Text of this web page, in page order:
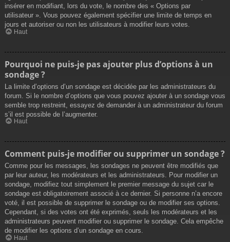
insérer en modifiant, lors du vote, le nombre des « Options par
utilisateur ». Vous pouvez également spécifier une limite de temps en
jours et autoriser ou non les utilisateurs à modifier leurs votes.
Haut
Pourquoi ne puis-je pas ajouter plus d’options à un
sondage ?
La limite d’options d’un sondage est décidée par les administrateurs du
forum. Si le nombre d’options que vous pouvez ajouter à un sondage vous
semble trop restreint, essayez de demander à un administrateur du forum
s’il est possible de l’augmenter.
Haut
Comment puis-je modifier ou supprimer un sondage ?
Comme pour les messages, les sondages ne peuvent être modifiés que
par leur auteur, les modérateurs et les administrateurs. Pour modifier un
sondage, modifiez tout simplement le premier message du sujet car le
sondage est obligatoirement associé à ce dernier. Si personne n’a encore
voté, il est possible de supprimer le sondage ou de modifier ses options.
Cependant, si des votes ont été exprimés, seuls les modérateurs et les
administrateurs peuvent modifier ou supprimer le sondage. Cela empêche
de modifier les options d’un sondage en cours.
Haut